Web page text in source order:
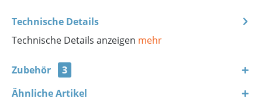
Technische Details
Technische Details anzeigen mehr
Zubehör
3
Ähnliche Artikel